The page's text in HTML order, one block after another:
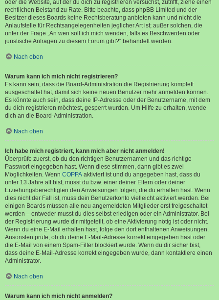
oder die Website, auf der du dich zu registrieren versuchst, zutrifft, ziehe einen
rechtlichen Beistand zu Rate. Bitte beachte, dass phpBB Limited und der
Besitzer dieses Boards keine Rechtsberatung anbieten kann und nicht die
Anlaufstelle für Rechtsangelegenheiten jeglicher Art ist; außer solchen, die
unter der Frage „An wen soll ich mich wenden, falls es Beschwerden oder
juristische Anfragen zu diesem Forum gibt?“ behandelt werden.
Nach oben
Warum kann ich mich nicht registrieren?
Es kann sein, dass die Board-Administration die Registrierung komplett
ausgeschaltet hat, damit sich keine neuen Benutzer mehr anmelden können.
Es könnte auch sein, dass deine IP-Adresse oder der Benutzername, mit dem
du dich registrieren möchtest, gesperrt wurden. Um Hilfe zu erhalten, wende
dich an die Board-Administration.
Nach oben
Ich habe mich registriert, kann mich aber nicht anmelden!
Überprüfe zuerst, ob du den richtigen Benutzernamen und das richtige
Passwort eingegeben hast. Wenn diese stimmen, dann gibt es zwei
Möglichkeiten. Wenn COPPA aktiviert ist und du angegeben hast, dass du
unter 13 Jahre alt bist, musst du bzw. einer deiner Eltern oder deiner
Erziehungsberechtigten den Anweisungen folgen, die du erhalten hast. Wenn
dies nicht der Fall ist, muss dein Benutzerkonto vielleicht aktiviert werden. Bei
einigen Boards müssen alle neu angemeldeten Mitglieder erst freigeschaltet
werden – entweder musst du dies selbst erledigen oder ein Administrator. Bei
der Registrierung wurde dir mitgeteilt, ob eine Aktivierung nötig ist oder nicht.
Wenn du eine E-Mail erhalten hast, folge den dort enthaltenen Anweisungen.
Ansonsten prüfe, ob du deine E-Mail-Adresse korrekt eingegeben hast oder
die E-Mail von einem Spam-Filter blockiert wurde. Wenn du dir sicher bist,
dass deine E-Mail-Adresse korrekt eingegeben wurde, dann kontaktiere einen
Administrator.
Nach oben
Warum kann ich mich nicht anmelden?